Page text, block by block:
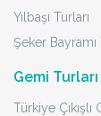
Yılbaşı Turları
Şeker Bayramı
Gemi Turları
Türkiye Çıkışlı